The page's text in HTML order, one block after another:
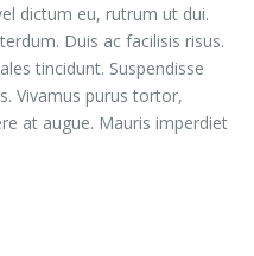
dictum eu, rutrum ut dui.
Duis ac facilisis risus.
tincidunt. Suspendisse
Vivamus purus tortor,
at augue. Mauris imperdiet